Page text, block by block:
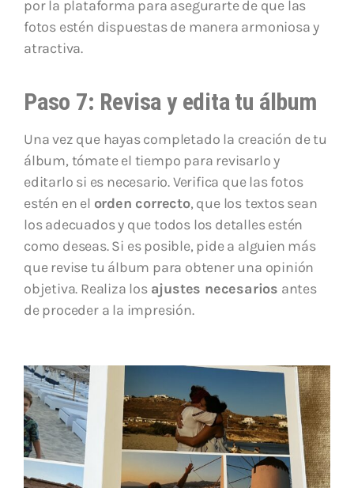
por la plataforma para asegurarte de que las
fotos estén dispuestas de manera armoniosa y
atractiva.
Paso 7: Revisa y edita tu álbum
Una vez que hayas completado la creación de tu
álbum, tómate el tiempo para revisarlo y
editarlo si es necesario. Verifica que las fotos
estén en el orden correcto, que los textos sean
los adecuados y que todos los detalles estén
como deseas. Si es posible, pide a alguien más
que revise tu álbum para obtener una opinión
objetiva. Realiza los ajustes necesarios antes
de proceder a la impresión.